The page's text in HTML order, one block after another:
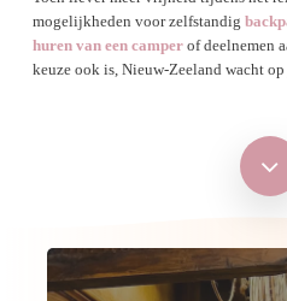
mogelijkheden voor zelfstandig
huren van een camper of deelnemen
keuze ook is, Nieuw-Zeeland wacht
the